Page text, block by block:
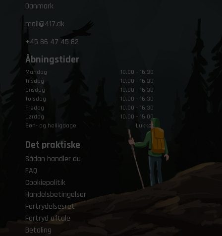
Danmark
mail@417.dk
+45 86 47 45 82
Åbningstider
Mandag
10.00 – 16.30
Tirsdag
10.00 – 16.30
Onsdag
10.00 – 16.30
Torsdag
10.00 – 16.30
Fredag
10.00 – 16.30
Lørdag
10.00 – 15.00
Søn- og helligdage
Lukket
Det praktiske
Sådan handler du
FAQ
Cookiepolitik
Handelsbetingelser
Fortrydelsesret
Fortryd aftale
Betaling